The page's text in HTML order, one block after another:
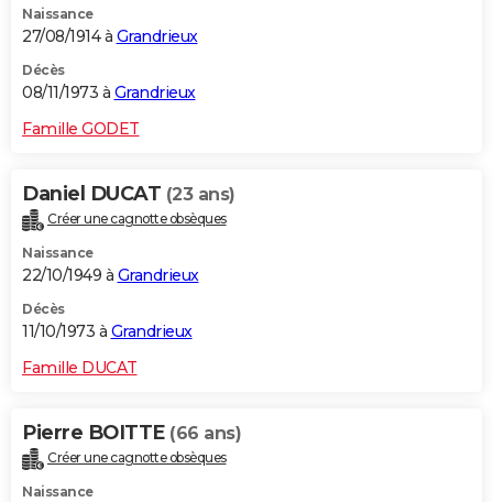
Naissance
27/08/1914 à Grandrieux
Décès
08/11/1973 à Grandrieux
Famille GODET
Daniel DUCAT (23 ans)
Créer une cagnotte obsèques
Naissance
22/10/1949 à Grandrieux
Décès
11/10/1973 à Grandrieux
Famille DUCAT
Pierre BOITTE (66 ans)
Créer une cagnotte obsèques
Naissance